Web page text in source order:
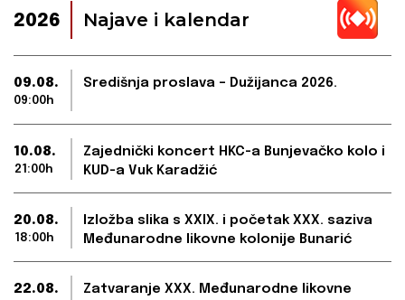
2026 Najave i kalendar
09.08.
09:00h
Središnja proslava – Dužijanca 2026.
10.08.
21:00h
Zajednički koncert HKC-a Bunjevačko kolo i
KUD-a Vuk Karadžić
20.08.
18:00h
Izložba slika s XXIX. i početak XXX. saziva
Međunarodne likovne kolonije Bunarić
22.08.
Zatvaranje XXX. Međunarodne likovne